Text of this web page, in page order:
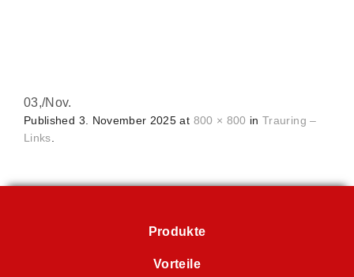
03,/Nov.
Published 3. November 2025 at 800 × 800 inTrauring –
Links.
Produkte
Vorteile